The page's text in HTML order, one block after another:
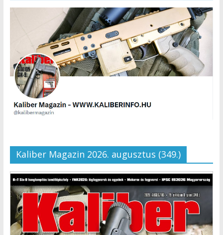
Kaliber Magazin 2026. augusztus (349.)